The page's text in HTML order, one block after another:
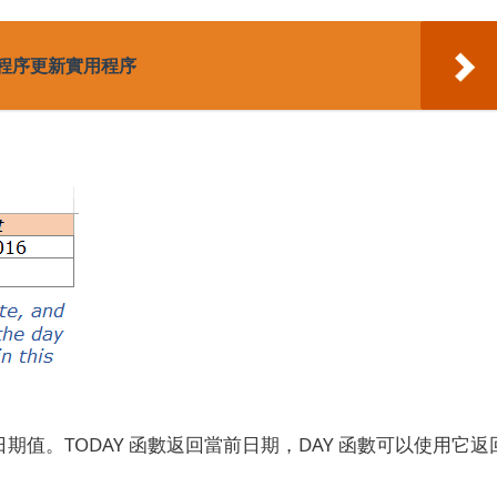
序更新實用程序
值。 TODAY 函數返回當前日期，DAY 函數可以使用它返